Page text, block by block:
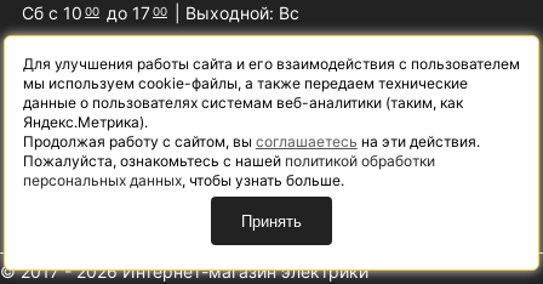
Сб с 10 00 до 1700 | Выходной: Вс
Наши контакты
8 (800) 200-09-07
info@samelectro.ru
© 2017 - 2026 Интернет-магазин электрики
Для улучшения работы сайта и его взаимодействия с пользователем
мы используем cookie-файлы, а также передаем технические
данные о пользователях системам веб-аналитики (таким, как
Яндекс.Метрика).
Продолжая работу с сайтом, вы соглашаетесь на эти действия.
Пожалуйста, ознакомьтесь с нашей политикой обработки
персональных данных, чтобы узнать больше.
Принять